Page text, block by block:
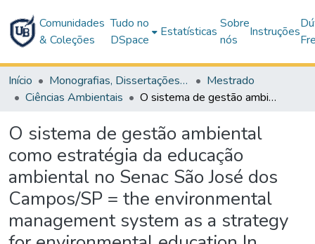
Comunidades
& Coleções
Tudo no
DSpace
Estatísticas
Sobre
nós
Instruções
Início Monografias, Dissertações e Teses
Mestrado
Ciências Ambientais
O sistema de gestão ambiental como estratégia da educação ambiental no Senac São José dos Campos/SP = the environmental management system as a strategy for environmental education In Senac São José dos Campos / SP
O sistema de gestão ambiental
como estratégia da educação
ambiental no Senac São José dos
Campos/SP = the environmental
management system as a strategy